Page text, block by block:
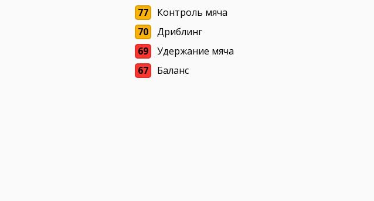
77
Контроль мяча
70
Дриблинг
69
Удержание мяча
67
Баланс